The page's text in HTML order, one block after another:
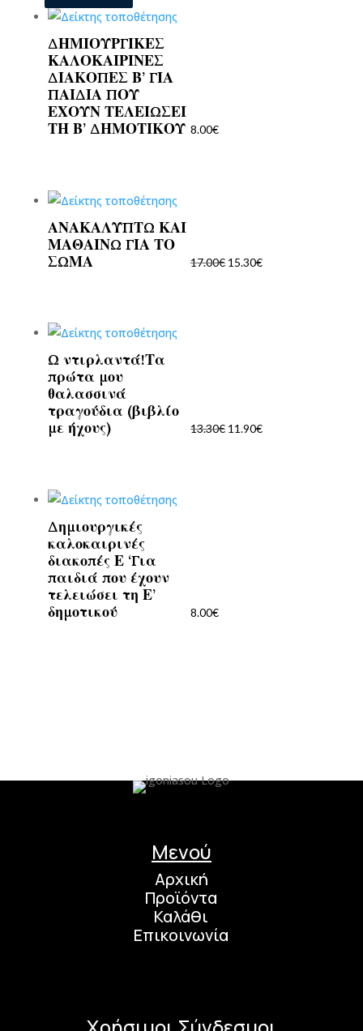
ΔΗΜΙΟΥΡΓΙΚΕΣ
ΚΑΛΟΚΑΙΡΙΝΕΣ
ΔΙΑΚΟΠΕΣ Β’ ΓΙΑ
ΠΑΙΔΙΑ ΠΟΥ
ΕΧΟΥΝ ΤΕΛΕΙΩΣΕΙ
ΤΗ Β’ ΔΗΜΟΤΙΚΟΥ 8.00€
ΑΝΑΚΑΛΥΠΤΩ ΚΑΙ
ΜΑΘΑΙΝΩ ΓΙΑ ΤΟ
ΣΩΜΑ
17.00€
was:
15.30€
τιμή
Ω ντιρλαντά!Τα
πρώτα μου
θαλασσινά
τραγούδια (βιβλίο
με ήχους)
13.30€ 13.30€.
11.90€είναι:
Δημιουργικές
καλοκαιρινές
διακοπές Ε ‘Για
παιδιά που έχουν
τελειώσει τη Ε’
δημοτικού
8.00€
Μενού
Αρχική
Προϊόντα
Καλάθι
Επικοινωνία